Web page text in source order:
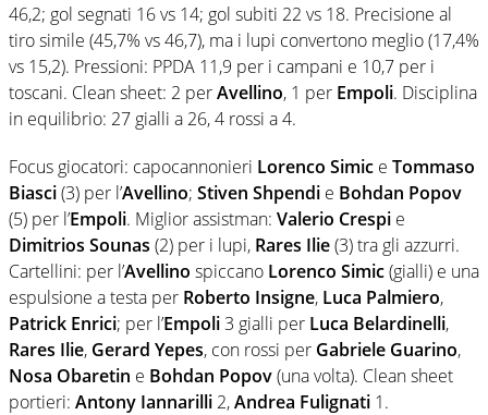
46,2; gol segnati 16 vs 14; gol subiti 22 vs 18. Precisione al
tiro simile (45,7% vs 46,7), ma i lupi convertono meglio (17,4%
vs 15,2). Pressioni: PPDA 11,9 per i campani e 10,7 per i
toscani. Clean sheet: 2 perAvellino, 1 per Empoli. Disciplina
in equilibrio: 27 gialli a 26, 4 rossi a 4.
Focus giocatori: capocannonieri Lorenco Simic e Tommaso
Biasci(3) per l’Avellino; Stiven Shpendi e Bohdan Popov
(5) per l’Empoli. Miglior assistman: Valerio Crespi e
Dimitrios Sounas (2) per i lupi, Rares Ilie(3) tra gli azzurri.
Cartellini: per l’Avellino spiccano Lorenco Simic(gialli) e una
espulsione a testa per Roberto Insigne, Luca Palmiero,
Patrick Enrici; per l’Empoli3 gialli per Luca Belardinelli,
Rares Ilie, Gerard Yepes, con rossi per Gabriele Guarino,
Nosa Obaretin e Bohdan Popov(una volta). Clean sheet
portieri: Antony Iannarilli 2,Andrea Fulignati 1.